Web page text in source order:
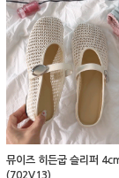
뮤이즈 히든굽 슬리퍼
(702V13)